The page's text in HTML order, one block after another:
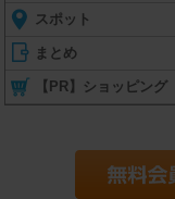
スポット
まとめ
【PR】ショッピング